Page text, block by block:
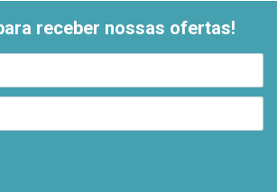
receber nossas ofertas!